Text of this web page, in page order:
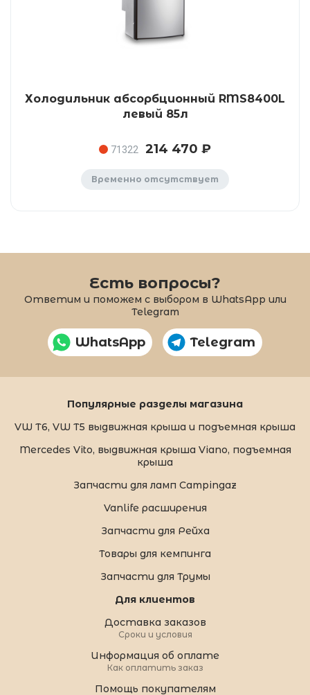
Холодильник абсорбционный RMS8400L
левый 85л
71322 214 470 ₽
Временно отсутствует
Есть вопросы?
Ответим и поможем с выбором в WhatsApp или
Telegram
WhatsApp Telegram
Популярные разделы магазина
VW T6, VW T5 выдвижная крыша и подъемная крыша
Mercedes Vito, выдвижная крыша Viano, подъемная
крыша
Запчасти для ламп Campingaz
Vanlife расширения
Запчасти для Рейха
Товары для кемпинга
Запчасти для Трумы
Для клиентов
Доставка заказов
Сроки и условия
Информация об оплате
Как оплатить заказ
Помощь покупателям